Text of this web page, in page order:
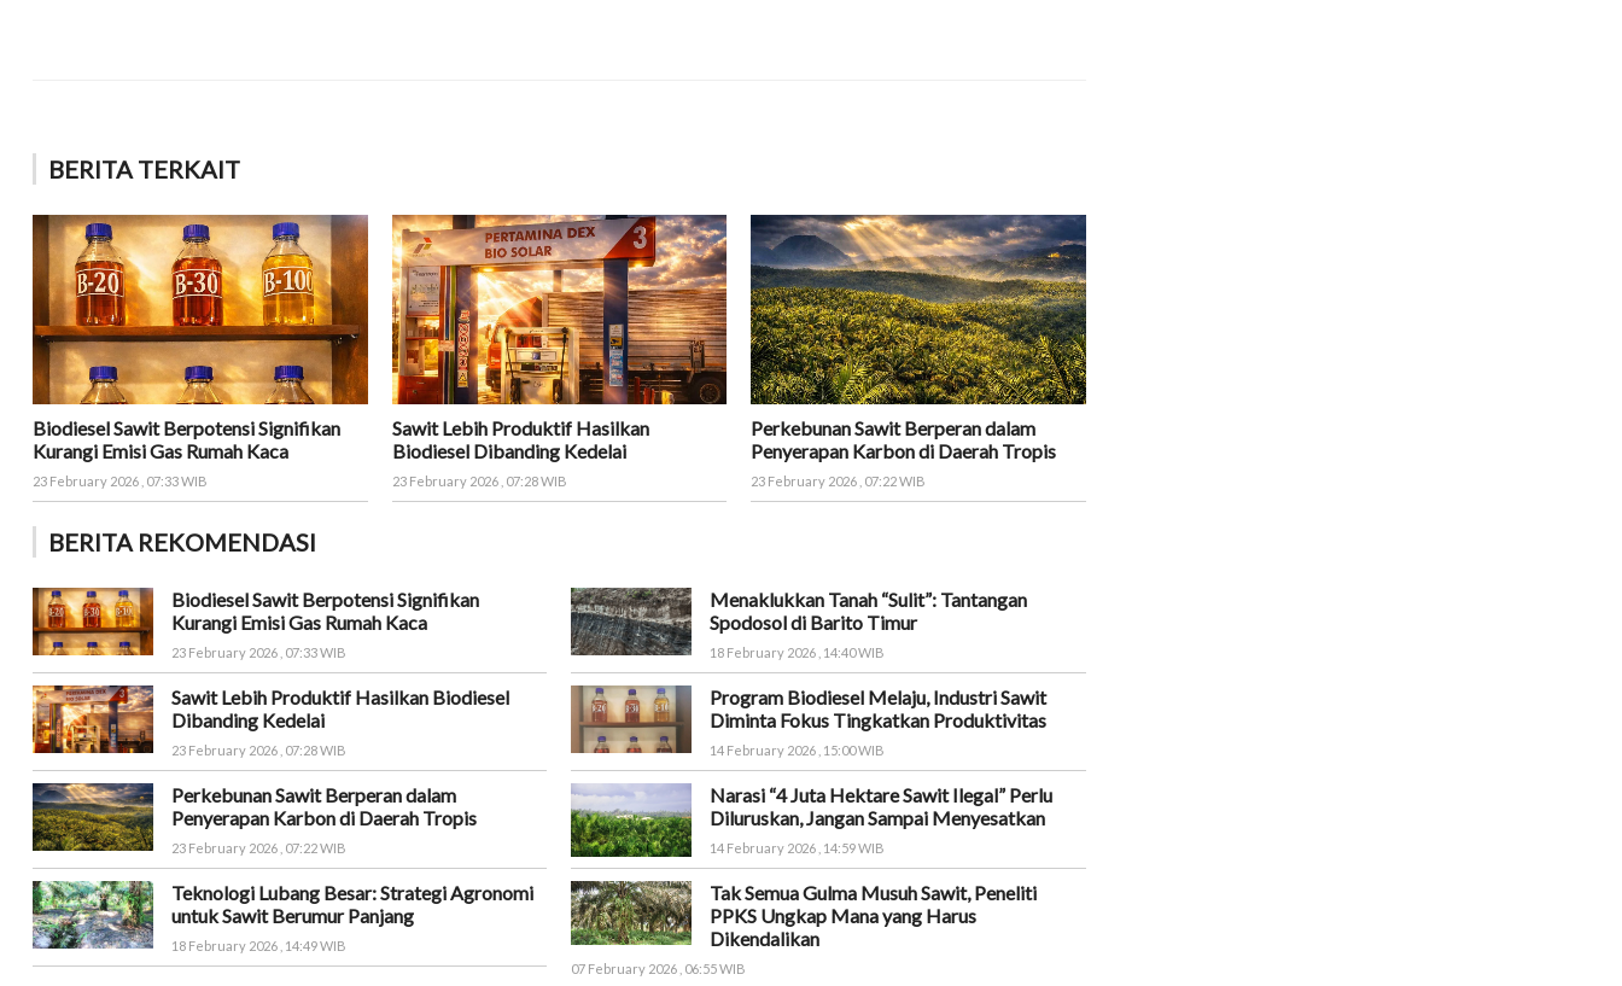
BERITA TERKAIT
Biodiesel Sawit Berpotensi Signifikan
Kurangi Emisi Gas Rumah Kaca
23 February 2026 , 07:33 WIB
Sawit Lebih Produktif Hasilkan
Biodiesel Dibanding Kedelai
23 February 2026 , 07:28 WIB
Perkebunan Sawit Berperan dalam
Penyerapan Karbon di Daerah Tropis
23 February 2026 , 07:22 WIB
BERITA REKOMENDASI
Biodiesel Sawit Berpotensi Signifikan
Kurangi Emisi Gas Rumah Kaca
23 February 2026 , 07:33 WIB
Sawit Lebih Produktif Hasilkan Biodiesel
Dibanding Kedelai
23 February 2026 , 07:28 WIB
Perkebunan Sawit Berperan dalam
Penyerapan Karbon di Daerah Tropis
23 February 2026 , 07:22 WIB
Teknologi Lubang Besar: Strategi Agronomi
untuk Sawit Berumur Panjang
18 February 2026 , 14:49 WIB
Menaklukkan Tanah “Sulit”: Tantangan
Spodosol di Barito Timur
18 February 2026 , 14:40 WIB
Program Biodiesel Melaju, Industri Sawit
Diminta Fokus Tingkatkan Produktivitas
14 February 2026 , 15:00 WIB
Narasi “4 Juta Hektare Sawit Ilegal” Perlu
Diluruskan, Jangan Sampai Menyesatkan
14 February 2026 , 14:59 WIB
Tak Semua Gulma Musuh Sawit, Peneliti
PPKS Ungkap Mana yang Harus
Dikendalikan
07 February 2026 , 06:55 WIB